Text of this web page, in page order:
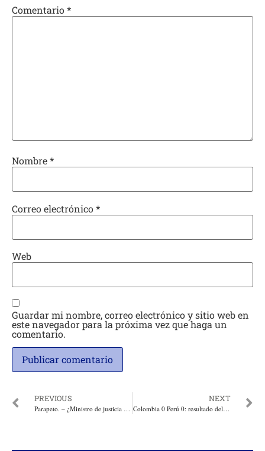
Comentario*
Nombre*
Correo electrónico*
Web
Guardar mi nombre, correo electrónico y sitio web en
este navegador para la próxima vez que haga un
comentario.
PREVIOUS
Parapeto. – ¿Ministro de justicia o inquisidor de Estado? Por: Julio Bahamon
NEXT
Colombia 0 Perú 0: resultado del encuentro de eliminatorias en el Metropolitano de Barranquilla